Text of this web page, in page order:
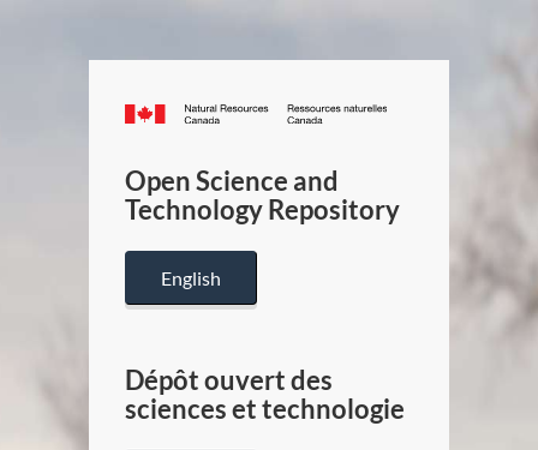
Canada.ca
/
Canada
Open Science and
Technology Repository
English
Dépôt ouvert des
sciences et technologie